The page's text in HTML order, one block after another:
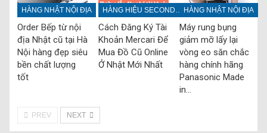
HÀNG NHẬT NỘI ĐỊA
Order Bếp từ nội
địa Nhật cũ tại Hà
Nội hàng đẹp siêu
bền chất lượng
tốt
HÀNG HIỆU SECONDHAND
Cách Đăng Ký Tài
Khoản Mercari Để
Mua Đồ Cũ Online
Ở Nhật Mới Nhất
HÀNG NHẬT NỘI ĐỊA
Máy rung bụng
giảm mỡ lấy lại
vòng eo săn chắc
hàng chính hãng
Panasonic Made
in…
PREV NEXT